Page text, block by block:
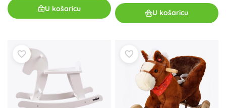
U košaricu U košaricu